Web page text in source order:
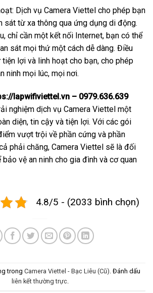
Dịch vụ Camera Viettel cho phép bạn
sát từ xa thông qua ứng dụng di động.
chỉ cần một kết nối Internet, bạn có thể
sát mọi thứ một cách dễ dàng. Điều
lợi và linh hoạt cho bạn, cho phép
ninh mọi lúc, mọi nơi.
lapwifiviettel.vn – 0979.636.639
nghiệm dịch vụ Camera Viettel một
diện, tin cậy và tiện lợi. Với các gói
vượt trội về phần cứng và phần
phải chăng, Camera Viettel sẽ là đối
vệ an ninh cho gia đình và cơ quan
4.8/5 - (2033 bình chọn)
trong Camera Viettel - Bạc Liêu (Cũ). Đánh dấu
liên kết thường trực.